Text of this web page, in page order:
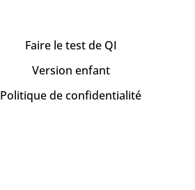
Faire le test de QI
Version enfant
Politique de confidentialité